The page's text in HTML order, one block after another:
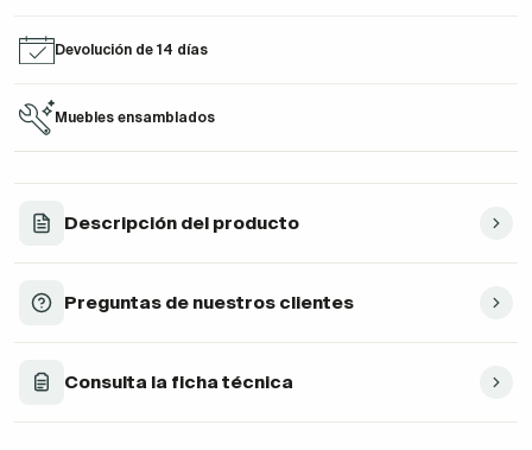
Devolución de 14 días
Muebles ensamblados
Descripción del producto
Preguntas de nuestros clientes
Consulta la ficha técnica